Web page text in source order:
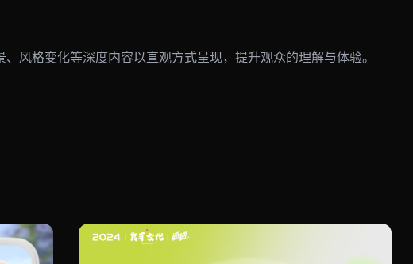
风格变化等深度内容以直观方式呈现，提升观众的理解与体验。